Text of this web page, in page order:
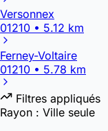
Versonnex
01210 • 5.12 km
Ferney-Voltaire
01210 • 5.78 km
Filtres appliqués
Rayon : Ville seule